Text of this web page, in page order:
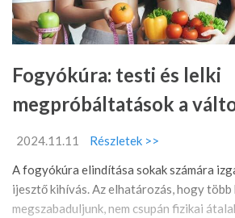
Fogyókúra: testi és lelki
megpróbáltatások a
2024.11.11
Részletek >>
A fogyókúra elindítása sokak számára
ijesztő kihívás. Az elhatározás, hogy
megszabaduljunk, nem csupán fizikai